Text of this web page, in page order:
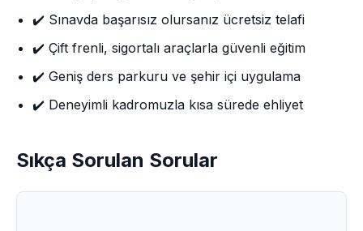
✔️ Sınavda başarısız olursanız ücretsiz telafi
✔️ Çift frenli, sigortalı araçlarla güvenli eğitim
✔️ Geniş ders parkuru ve şehir içi uygulama
✔️ Deneyimli kadromuzla kısa sürede ehliyet
Sıkça Sorulan Sorular